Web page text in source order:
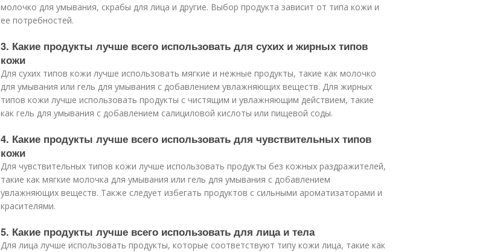
молочко для умывания, скрабы для лица и другие. Выбор продукта зависит от типа кожи и
ее потребностей.
3. Какие продукты лучше всего использовать для сухих и жирных типов
кожи
Для сухих типов кожи лучше использовать мягкие и нежные продукты, такие как молочко
для умывания или гель для умывания с добавлением увлажняющих веществ. Для жирных
типов кожи лучше использовать продукты с чистящим и увлажняющим действием, такие
как гель для умывания с добавлением салициловой кислоты или пищевой соды.
4. Какие продукты лучше всего использовать для чувствительных типов
кожи
Для чувствительных типов кожи лучше использовать продукты без кожных раздражителей,
такие как мягкие молочка для умывания или гель для умывания с добавлением
увлажняющих веществ. Также следует избегать продуктов с сильными ароматизаторами и
красителями.
5. Какие продукты лучше всего использовать для лица и тела
Для лица лучше использовать продукты, которые соответствуют типу кожи лица, такие как